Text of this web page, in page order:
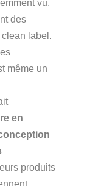
vu,
des
label.
même un
en
produits